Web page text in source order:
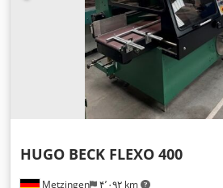
Metzingen ۴٬۰۹۲ km
HUGO BECK FLEXO 400